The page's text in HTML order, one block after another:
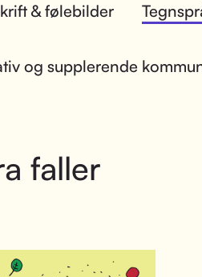
& følebilder
og supplerende
faller